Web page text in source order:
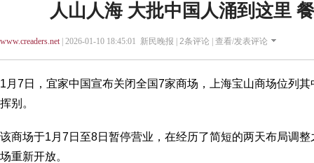
人山人海 大批中国人涌到这里
www.creaders.net| 2026-01-10 18:45:01 新民晚报 | 2条评论 | 查看/发表评论
1月7日，宜家中国宣布关闭全国7家商场，上海宝山商场位列
挥别。
该商场于1月7日至8日暂停营业，在经历了简短的两天布局调
场重新开放。